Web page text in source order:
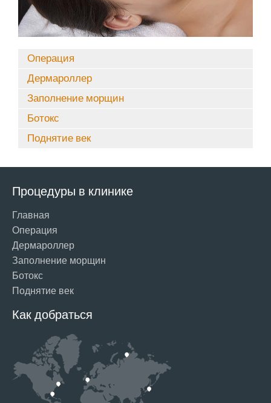
Операция
Дермароллер
Заполнение морщин
Ботокс
Поднятие век
Процедуры в клинике
Главная
Операция
Дермароллер
Заполнение морщин
Ботокс
Поднятие век
Как добраться